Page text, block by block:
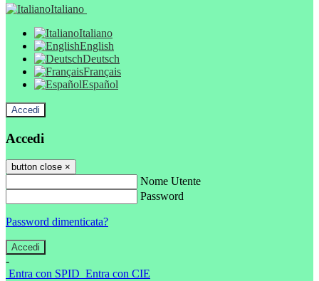
Italiano
Italiano
English
Deutsch
Français
Español
Accedi
Accedi
button close ×
Nome Utente
Password
Password dimenticata?
-
Entra con SPID Entra con CIE